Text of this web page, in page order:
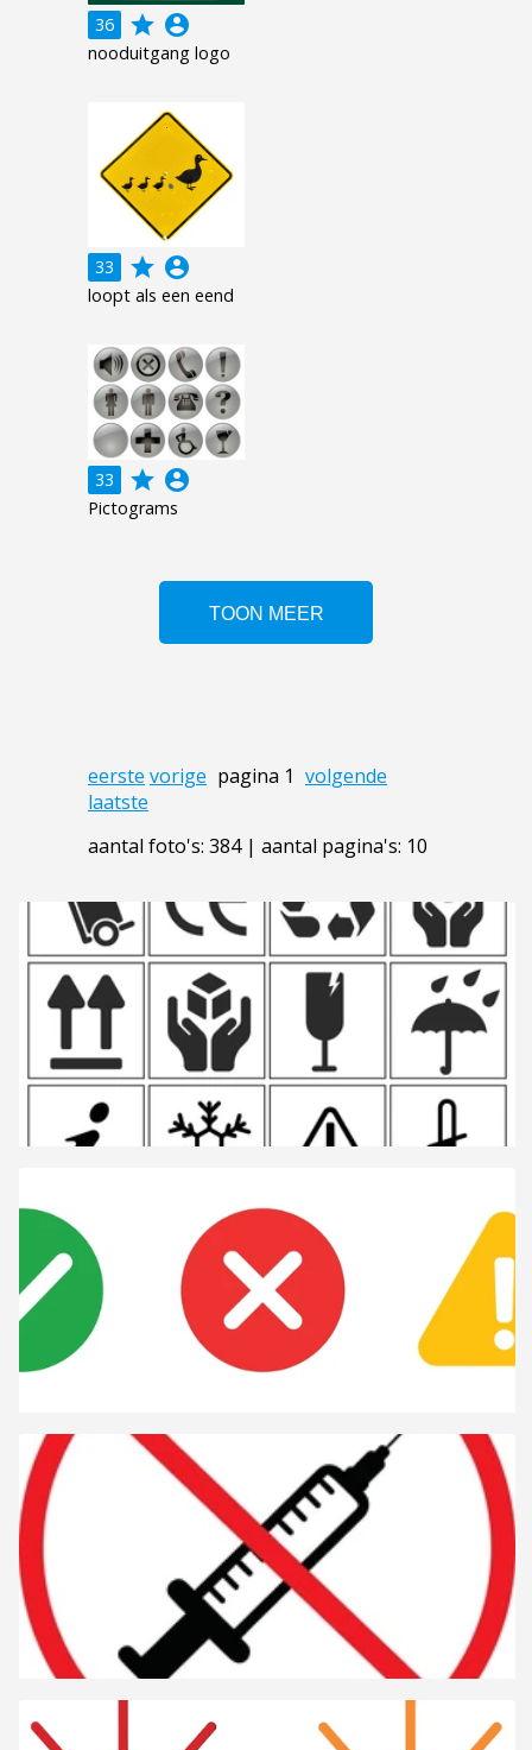
36 grade account_circle
nooduitgang logo
33 grade account_circle
loopt als een eend
33 grade account_circle
Pictograms
eerste vorige pagina 1 volgende
laatste
aantal foto's: 384 | aantal pagina's: 10